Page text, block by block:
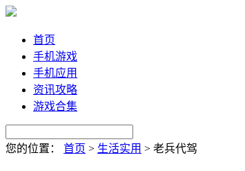
首页
手机游戏
手机应用
资讯攻略
游戏合集
您的位置： 首页 > 生活实用 > 老兵代驾